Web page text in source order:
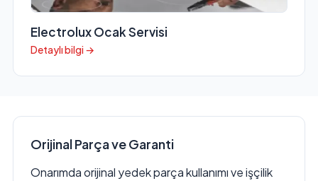
Electrolux Ocak Servisi
Detaylı bilgi →
Orijinal Parça ve Garanti
Onarımda orijinal yedek parça kullanımı ve işçilik